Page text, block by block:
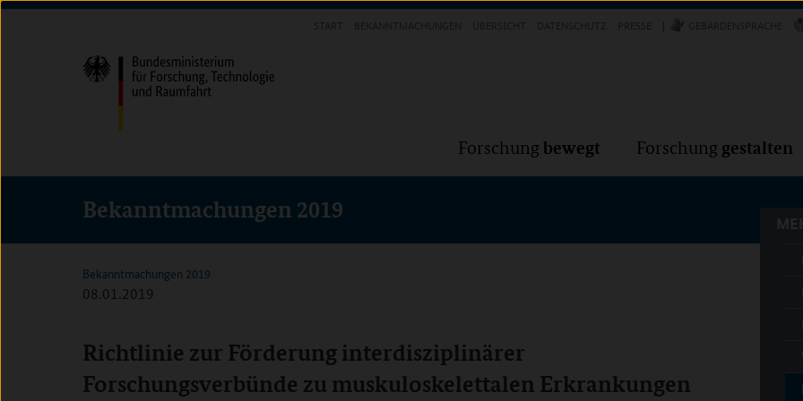
Direkt
(Eingabetaste)
Direkt
(Eingabetaste)
Direkt
(Eingabetaste)
Forschung bewegt Forschung gestalten
Bekanntmachungen 2019
Bekanntmachungen 2019
08.01.2019
Richtlinie zur Förderung interdisziplinärer
Forschungsverbünde zu muskuloskelettalen Erkrankungen
Forschung Forschung